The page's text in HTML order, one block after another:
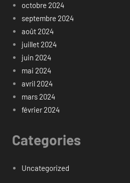
octobre 2024
septembre 2024
août 2024
juillet 2024
juin 2024
mai 2024
avril 2024
mars 2024
février 2024
Categories
Uncategorized